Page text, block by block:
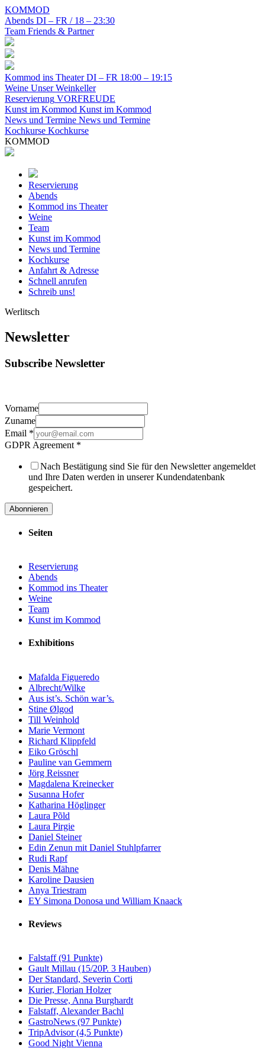
KOMMOD
Abends DI – FR / 18 – 23:30
Team Friends & Partner
Kommod ins Theater DI – FR 18:00 – 19:15
Weine Unser Weinkeller
Reservierung VORFREUDE
Kunst im Kommod Kunst im Kommod
News und Termine News und Termine
Kochkurse Kochkurse
KOMMOD
Reservierung
Abends
Kommod ins Theater
Weine
Team
Kunst im Kommod
News und Termine
Kochkurse
Anfahrt & Adresse
Schnell anrufen
Schreib uns!
Werlitsch
Newsletter
Subscribe Newsletter
Vorname
Zuname
Email *
GDPR Agreement *
Nach Bestätigung sind Sie für den Newsletter angemeldet
und Ihre Daten werden in unserer Kundendatenbank
gespeichert.
Abonnieren
Seiten
Reservierung
Abends
Kommod ins Theater
Weine
Team
Kunst im Kommod
Exhibitions
Mafalda Figueredo
Albrecht/Wilke
Aus ist’s. Schön war’s.
Stine Ølgod
Till Weinhold
Marie Vermont
Richard Klippfeld
Eiko Gröschl
Pauline van Gemmern
Jörg Reissner
Magdalena Kreinecker
Susanna Hofer
Katharina Höglinger
Laura Põld
Laura Pirgie
Daniel Steiner
Edin Zenun mit Daniel Stuhlpfarrer
Rudi Rapf
Denis Mähne
Karoline Dausien
Anya Triestram
EY Simona Donosa und William Knaack
Reviews
Falstaff (91 Punkte)
Gault Millau (15/20P. 3 Hauben)
Der Standard, Severin Corti
Kurier, Florian Holzer
Die Presse, Anna Burghardt
Falstaff, Alexander Bachl
GastroNews (97 Punkte)
TripAdvisor (4,5 Punkte)
Good Night Vienna